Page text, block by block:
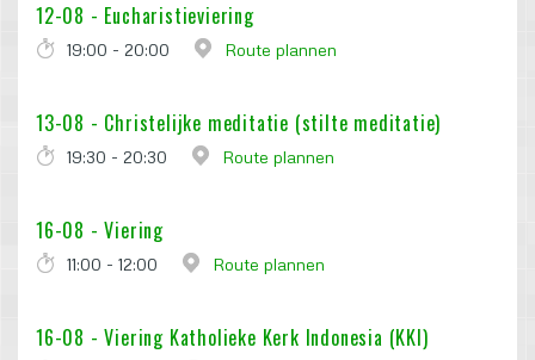
12-08 - Eucharistieviering
19:00 - 20:00 Route plannen
13-08 - Christelijke meditatie (stilte meditatie)
19:30 - 20:30 Route plannen
16-08 -Viering
11:00 - 12:00 Route plannen
16-08 -Viering Katholieke Kerk Indonesia (KKI)